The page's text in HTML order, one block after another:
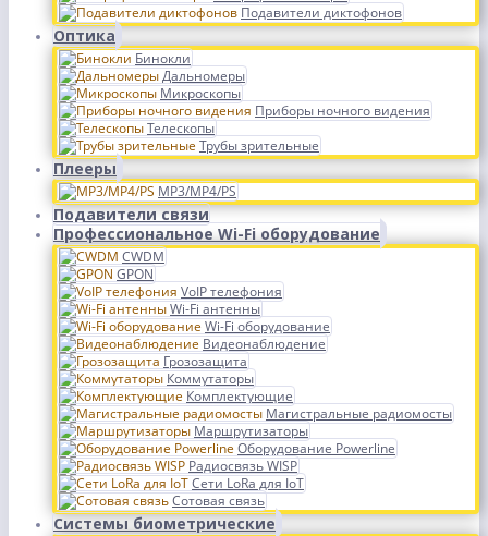
Подавители диктофонов
Оптика
Бинокли
Дальномеры
Микроскопы
Приборы ночного видения
Телескопы
Трубы зрительные
Плееры
MP3/MP4/PS
Подавители связи
Профессиональное Wi-Fi оборудование
CWDM
GPON
VoIP телефония
Wi-Fi антенны
Wi-Fi оборудование
Видеонаблюдение
Грозозащита
Коммутаторы
Комплектующие
Магистральные радиомосты
Маршрутизаторы
Оборудование Powerline
Радиосвязь WISP
Сети LoRa для IoT
Сотовая связь
Системы биометрические